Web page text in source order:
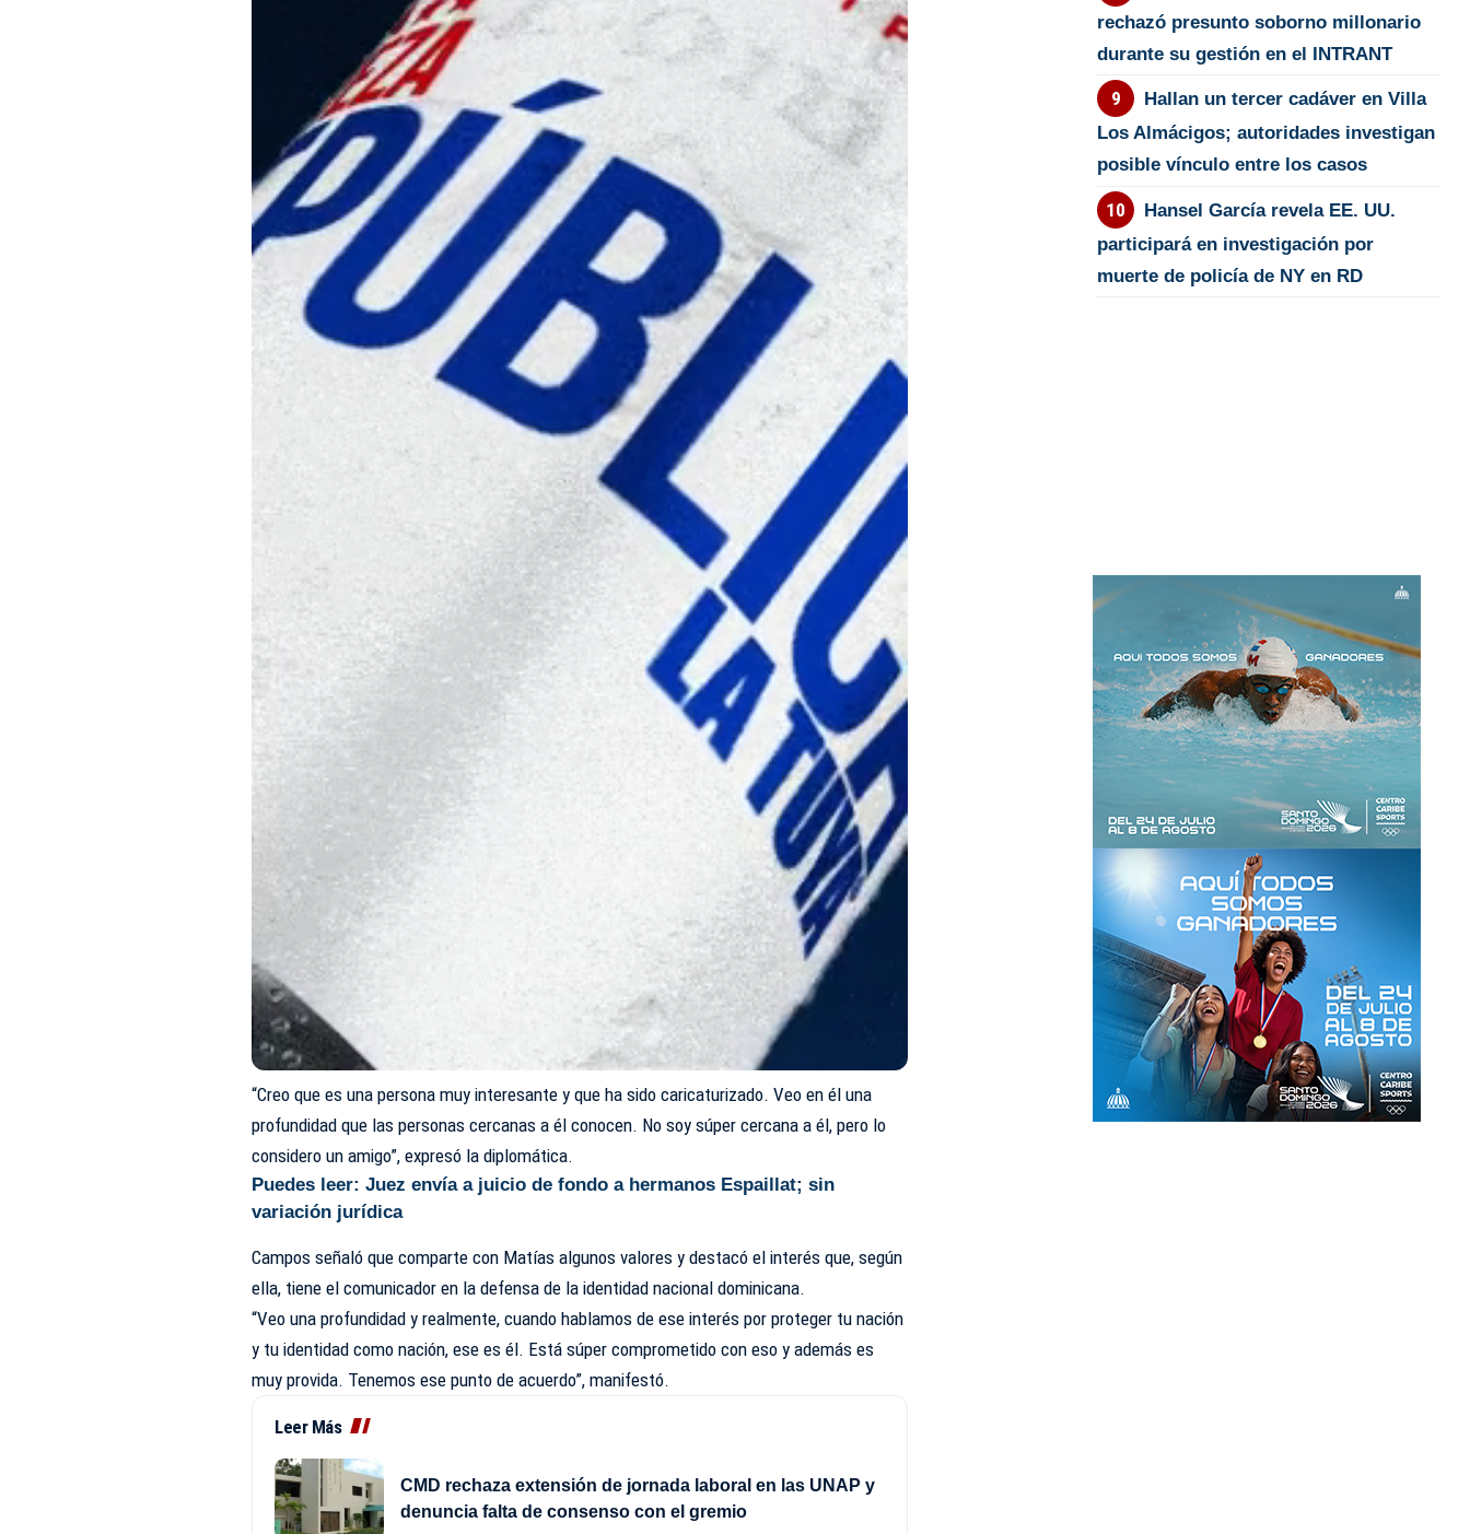
“Creo que es una persona muy interesante y que ha sido caricaturizado. Veo en él una
profundidad que las personas cercanas a él conocen. No soy súper cercana a él, pero lo
considero un amigo”, expresó la diplomática.
Puedes leer:Juez envía a juicio de fondo a hermanos Espaillat; sin
variación jurídica
Campos señaló que comparte con Matías algunos valores y destacó el interés que, según
ella, tiene el comunicador en la defensa de la identidad nacional dominicana.
“Veo una profundidad y realmente, cuando hablamos de ese interés por proteger tu nación
y tu identidad como nación, ese es él. Está súper comprometido con eso y además es
muy provida. Tenemos ese punto de acuerdo”, manifestó.
Leer Más
CMD rechaza extensión de jornada laboral en las UNAP y
denuncia falta de consenso con el gremio
rechazó presunto soborno millonario
durante su gestión en el INTRANT
Hallan un tercer cadáver en Villa
Los Almácigos; autoridades investigan
posible vínculo entre los casos
Hansel García revela EE. UU.
participará en investigación por
muerte de policía de NY en RD